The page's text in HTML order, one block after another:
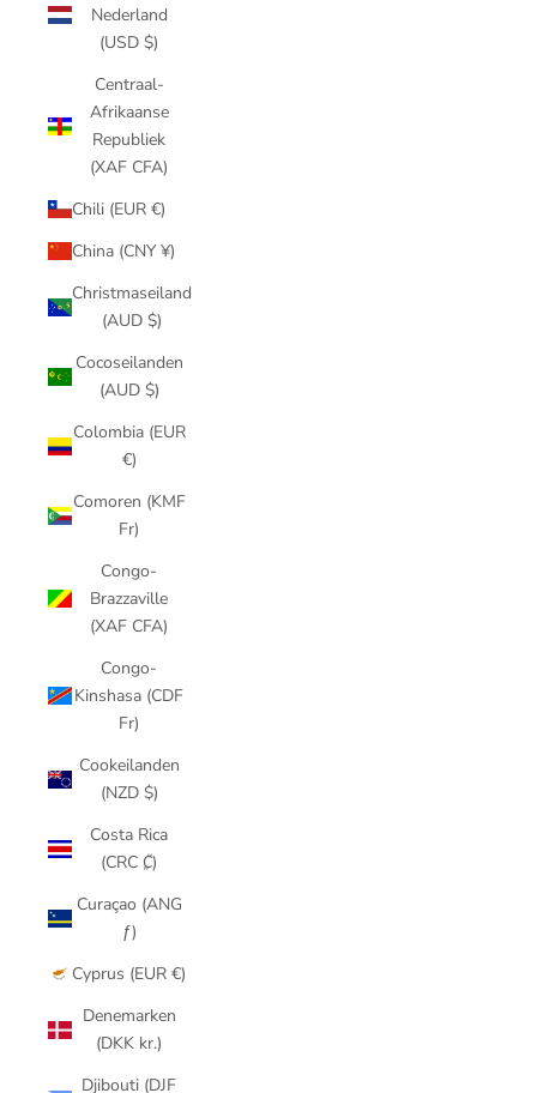
Nederland
(USD $)
Centraal-
Afrikaanse
Republiek
(XAF CFA)
Chili (EUR €)
China (CNY ¥)
Christmaseiland
(AUD $)
Cocoseilanden
(AUD $)
Colombia (EUR
€)
Comoren (KMF
Fr)
Congo-
Brazzaville
(XAF CFA)
Congo-
Kinshasa (CDF
Fr)
Cookeilanden
(NZD $)
Costa Rica
(CRC ₡)
Curaçao (ANG
ƒ)
Cyprus (EUR €)
Denemarken
(DKK kr.)
Djibouti (DJF